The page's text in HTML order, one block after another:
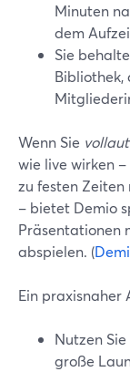
Minuten
dem
Sie
Bibliothek,
Wenn Sie
wie live wirken
zu festen
– bietet Demio
Präsentationen
abspielen. (
Ein praxisnaher
Nutzen
große